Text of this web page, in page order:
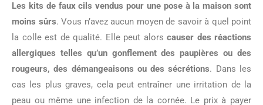
Les kits de faux cils vendus pour une pose à la maison sont
moins sûrs. Vous n’avez aucun moyen de savoir à quel point
la colle est de qualité. Elle peut alors causer des réactions
allergiques telles qu’un gonflement des paupières ou des
rougeurs, des démangeaisons ou des sécrétions. Dans les
cas les plus graves, cela peut entraîner une irritation de la
peau ou même une infection de la cornée. Le prix à payer